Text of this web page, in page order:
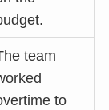
team
to